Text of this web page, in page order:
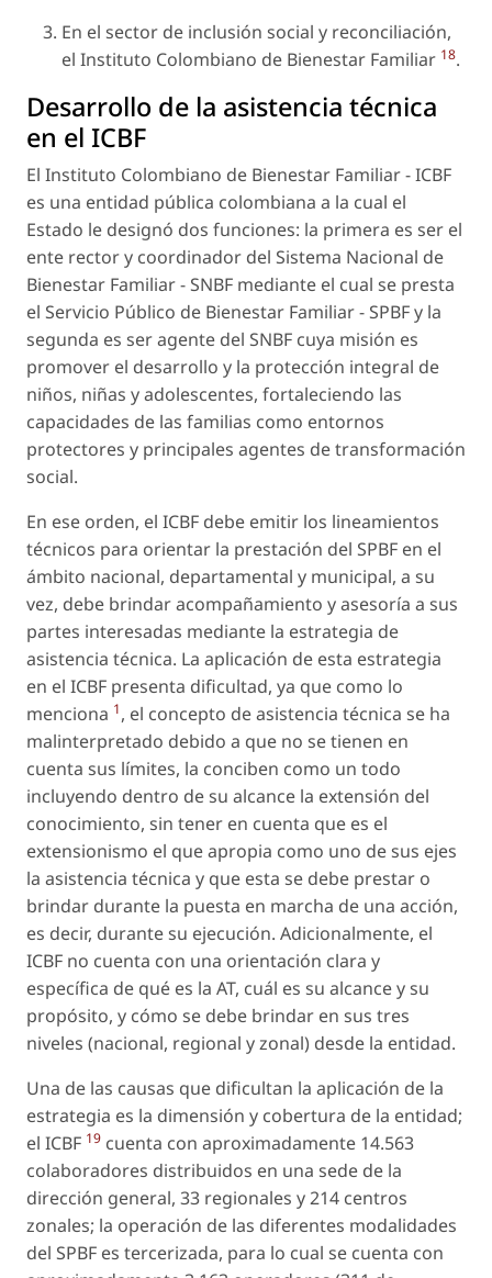
En el sector de inclusión social y reconciliación,
el Instituto Colombiano de Bienestar Familiar 18.
Desarrollo de la asistencia técnica
en el ICBF
El Instituto Colombiano de Bienestar Familiar - ICBF
es una entidad pública colombiana a la cual el
Estado le designó dos funciones: la primera es ser el
ente rector y coordinador del Sistema Nacional de
Bienestar Familiar - SNBF mediante el cual se presta
el Servicio Público de Bienestar Familiar - SPBF y la
segunda es ser agente del SNBF cuya misión es
promover el desarrollo y la protección integral de
niños, niñas y adolescentes, fortaleciendo las
capacidades de las familias como entornos
protectores y principales agentes de transformación
social.
En ese orden, el ICBF debe emitir los lineamientos
técnicos para orientar la prestación del SPBF en el
ámbito nacional, departamental y municipal, a su
vez, debe brindar acompañamiento y asesoría a sus
partes interesadas mediante la estrategia de
asistencia técnica. La aplicación de esta estrategia
en el ICBF presenta dificultad, ya que como lo
menciona 1, el concepto de asistencia técnica se ha
malinterpretado debido a que no se tienen en
cuenta sus límites, la conciben como un todo
incluyendo dentro de su alcance la extensión del
conocimiento, sin tener en cuenta que es el
extensionismo el que apropia como uno de sus ejes
la asistencia técnica y que esta se debe prestar o
brindar durante la puesta en marcha de una acción,
es decir, durante su ejecución. Adicionalmente, el
ICBF no cuenta con una orientación clara y
específica de qué es la AT, cuál es su alcance y su
propósito, y cómo se debe brindar en sus tres
niveles (nacional, regional y zonal) desde la entidad.
Una de las causas que dificultan la aplicación de la
estrategia es la dimensión y cobertura de la entidad;
el ICBF 19 cuenta con aproximadamente 14.563
colaboradores distribuidos en una sede de la
dirección general, 33 regionales y 214 centros
zonales; la operación de las diferentes modalidades
del SPBF es tercerizada, para lo cual se cuenta con